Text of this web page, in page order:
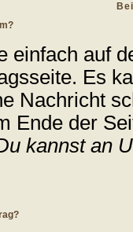
einfach auf
Es
Nachricht
Ende der
kannst an